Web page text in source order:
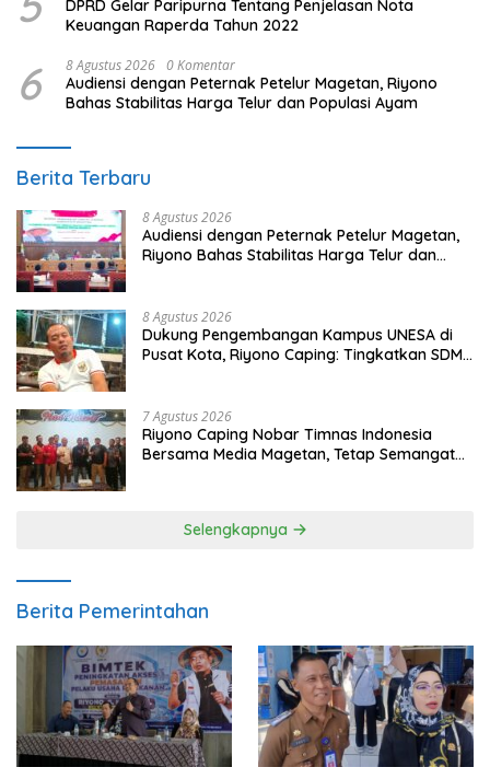
DPRD Gelar Paripurna Tentang Penjelasan Nota
Keuangan Raperda Tahun 2022
6 8 Agustus 2026 0 Komentar
Audiensi dengan Peternak Petelur Magetan, Riyono
Bahas Stabilitas Harga Telur dan Populasi Ayam
Berita Terbaru
8 Agustus 2026
Audiensi dengan Peternak Petelur Magetan,
Riyono Bahas Stabilitas Harga Telur dan
8 Agustus 2026
Dukung Pengembangan Kampus UNESA di
Pusat Kota, Riyono Caping: Tingkatkan SDM
7 Agustus 2026
Riyono Caping Nobar Timnas Indonesia
Bersama Media Magetan, Tetap Semangat
Selengkapnya
Berita Pemerintahan